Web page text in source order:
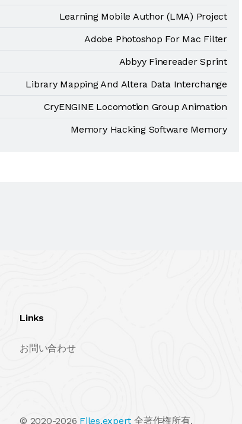
Learning Mobile Author (LMA) Project
Adobe Photoshop For Mac Filter
Abbyy Finereader Sprint
Library Mapping And Altera Data Interchange
CryENGINE Locomotion Group Animation
Memory Hacking Software Memory
Links
お問い合わせ
© 2020-2026 Files.expert 全著作権所有.